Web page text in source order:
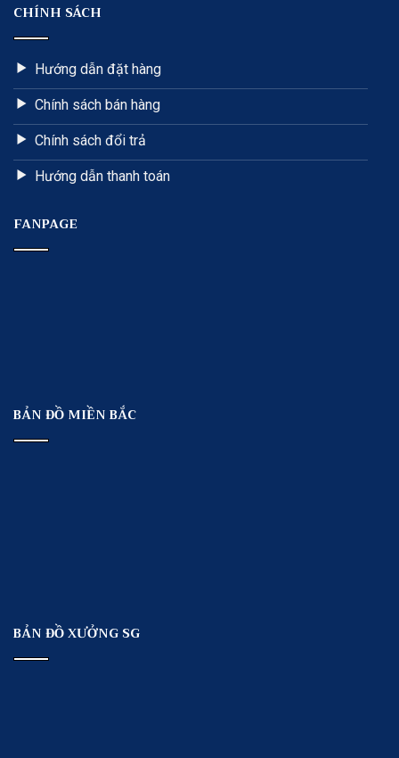
CHÍNH SÁCH
Hướng dẫn đặt hàng
Chính sách bán hàng
Chính sách đổi trả
Hướng dẫn thanh toán
FANPAGE
BẢN ĐỒ MIỀN BẮC
BẢN ĐỒ XƯỞNG SG